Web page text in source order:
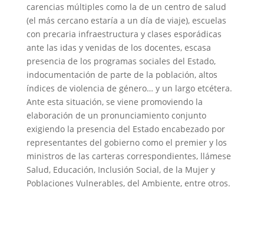
carencias múltiples como la de un centro de salud
(el más cercano estaría a un día de viaje), escuelas
con precaria infraestructura y clases esporádicas
ante las idas y venidas de los docentes, escasa
presencia de los programas sociales del Estado,
indocumentación de parte de la población, altos
índices de violencia de género… y un largo etcétera.
Ante esta situación, se viene promoviendo la
elaboración de un pronunciamiento conjunto
exigiendo la presencia del Estado encabezado por
representantes del gobierno como el premier y los
ministros de las carteras correspondientes, llámese
Salud, Educación, Inclusión Social, de la Mujer y
Poblaciones Vulnerables, del Ambiente, entre otros.